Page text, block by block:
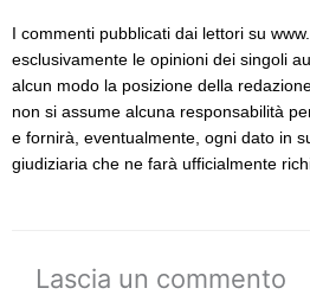
I commenti pubblicati dai lettori su
esclusivamente le opinioni dei singoli
alcun modo la posizione della
non si assume alcuna responsabilità
e fornirà, eventualmente, ogni dato in
giudiziaria che ne farà ufficialmente
Lascia un commento